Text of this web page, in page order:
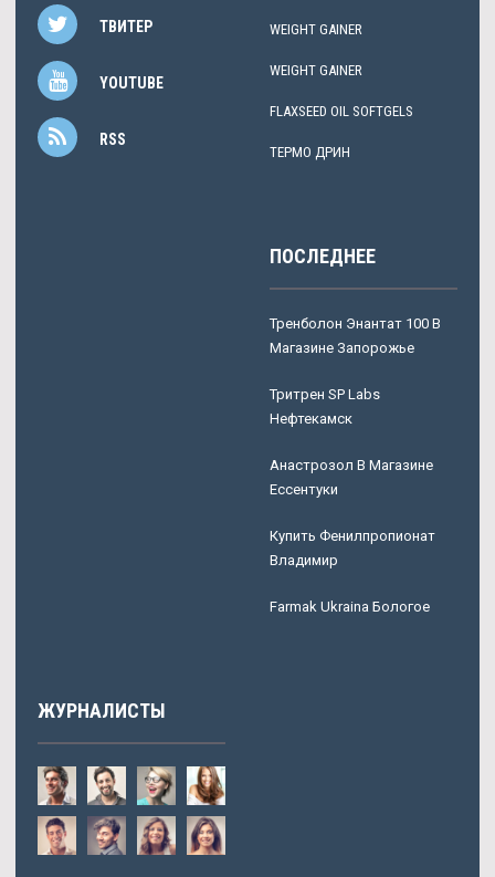
ТВИТЕР
YOUTUBE
RSS
WEIGHT GAINER
WEIGHT GAINER
FLAXSEED OIL SOFTGELS
ТЕРМО ДРИН
ПОСЛЕДНЕЕ
Тренболон Энантат 100 В
Магазине Запорожье
Тритрен SP Labs
Нефтекамск
Анастрозол В Магазине
Ессентуки
Купить Фенилпропионат
Владимир
Farmak Ukraina Бологое
ЖУРНАЛИСТЫ